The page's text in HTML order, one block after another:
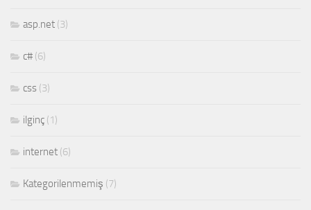
asp.net (3)
c# (6)
css (3)
ilginç (1)
internet (6)
Kategorilenmemiş (7)